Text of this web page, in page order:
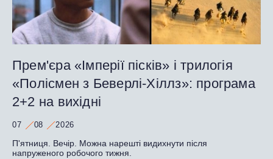
Прем'єра «Імперії пісків» і трилогія
«Полісмен з Беверлі-Хіллз»: програма
2+2 на вихідні
07 08 2026
П'ятниця. Вечір. Можна нарешті видихнути після
напруженого робочого тижня.